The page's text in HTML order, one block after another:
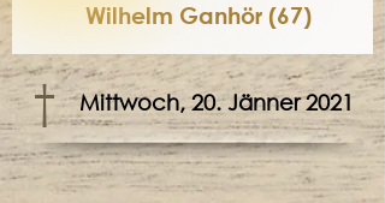
Wilhelm Ganhör (67)
Mittwoch, 20. Jänner 2021
†